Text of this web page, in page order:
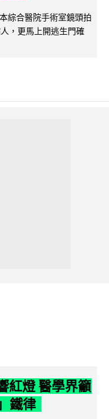
綜合醫院手術室鏡頭拍
，更馬上開逃生門確
紅燈 醫學界籲
鐵律